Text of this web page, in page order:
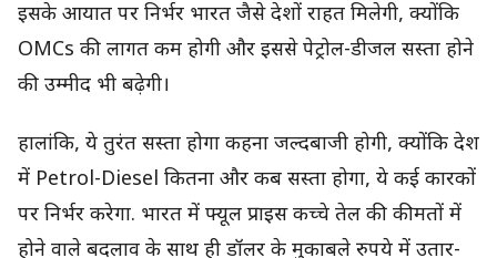
इसके आयात पर निर्भर भारत जैसे देशों राहत मिलेगी, क्योंकि
OMCs की लागत कम होगी और इससे पेट्रोल-डीजल सस्ता होने
की उम्मीद भी बढ़ेगी।
हालांकि, ये तुरंत सस्ता होगा कहना जल्दबाजी होगी, क्योंकि देश
में Petrol-Diesel कितना और कब सस्ता होगा, ये कई कारकों
पर निर्भर करेगा. भारत में फ्यूल प्राइस कच्चे तेल की कीमतों में
होने वाले बदलाव के साथ ही डॉलर के मुकाबले रुपये में उतार-